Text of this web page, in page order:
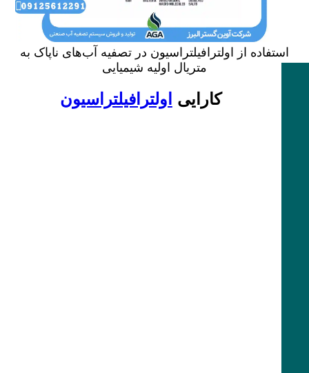
استفاده از اولترافیلتراسیون در تصفیه آب‌های ناپاک به
متریال اولیه شیمیایی
کارایی اولترافیلتراسیون